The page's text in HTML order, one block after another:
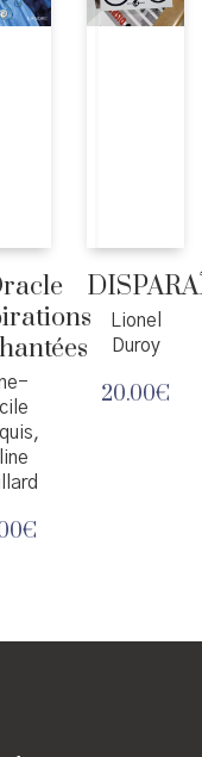
€
Lionel
Duroy
20.00€